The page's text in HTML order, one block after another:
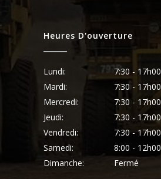
Heures D'ouverture
Lundi:
7:30 - 17h00
Mardi:
7:30 - 17h00
Mercredi:
7:30 - 17h00
Jeudi:
7:30 - 17h00
Vendredi:
7:30 - 17h00
Samedi:
8:00 - 12h00
Dimanche:
Fermé